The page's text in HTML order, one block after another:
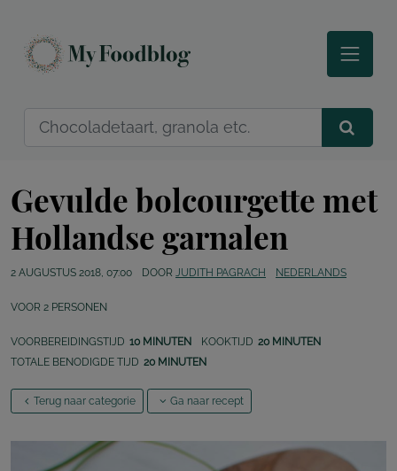
Gevulde bolcourgette met
Hollandse garnalen
2 AUGUSTUS 2018, 07:00 DOOR JUDITH PAGRACH NEDERLANDS
VOOR 2 PERSONEN
VOORBEREIDINGSTIJD 10 MINUTEN KOOKTIJD 20 MINUTEN
TOTALE BENODIGDE TIJD 20 MINUTEN
Terug naar categorie Ga naar recept